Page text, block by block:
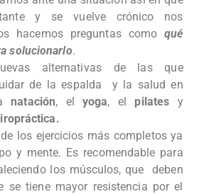
y se vuelve crónico nos
hacemos preguntas comoqué
solucionarlo.
alternativas de las que
de la espalda y la salud en
natación, elyoga, el pilates y
los ejercicios más completos ya
y mente. Es recomendable para
los músculos, que deben
se tiene mayor resistencia por el